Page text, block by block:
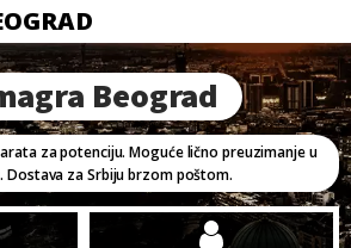
Beograd
za potenciju. Moguće lično preuzimanje u
Dostava za Srbiju brzom poštom.